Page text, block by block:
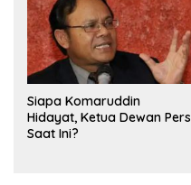
Siapa Komaruddin
Hidayat, Ketua Dewan Pers
Saat Ini?